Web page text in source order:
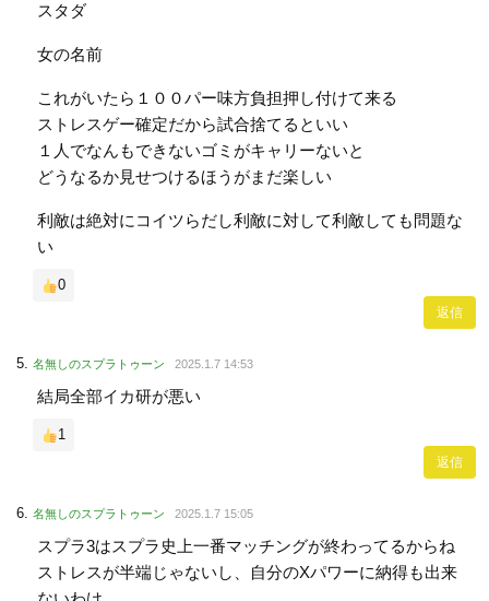
スタダ
女の名前
これがいたら１００パー味方負担押し付けて来る
ストレスゲー確定だから試合捨てるといい
１人でなんもできないゴミがキャリーないと
どうなるか見せつけるほうがまだ楽しい
利敵は絶対にコイツらだし利敵に対して利敵しても問題な
い
0
返信
名無しのスプラトゥーン 2025.1.7 14:53
結局全部イカ研が悪い
1
返信
名無しのスプラトゥーン 2025.1.7 15:05
スプラ3はスプラ史上一番マッチングが終わってるからね
ストレスが半端じゃないし、自分のXパワーに納得も出来